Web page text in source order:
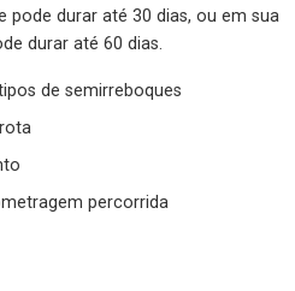
pode durar até 30 dias, ou em sua
durar até 60 dias.
de semirreboques
percorrida